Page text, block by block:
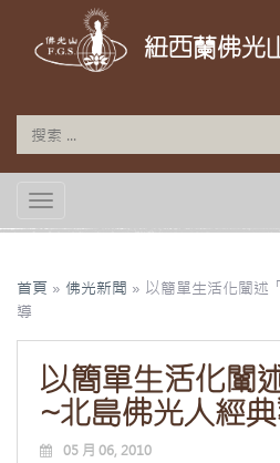
紐西蘭佛光
TOGGLE NAVIGATION
首頁 » 佛光新聞 » 以簡單生活化闡述
導
以簡單生活化闡
~北島佛光人經
05 月 06, 2010